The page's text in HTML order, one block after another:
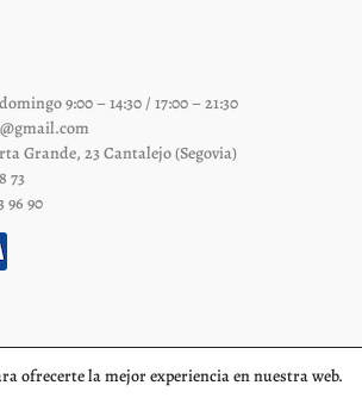
9:00 – 14:30 / 17:00 – 21:30
Grande, 23 Cantalejo (Segovia)
73
96 90
ofrecerte la mejor experiencia en nuestra web.